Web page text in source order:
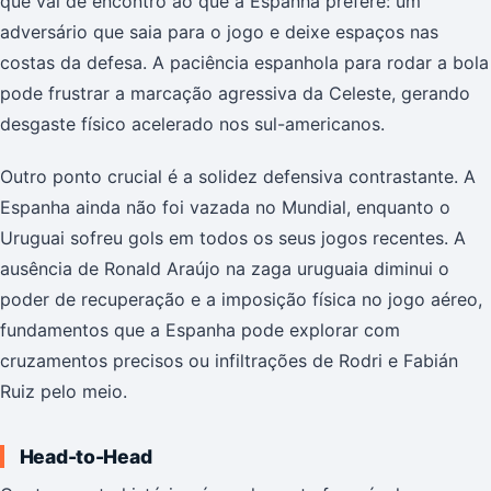
adversário que saia para o jogo e deixe espaços nas
costas da defesa. A paciência espanhola para rodar a bola
pode frustrar a marcação agressiva da Celeste, gerando
desgaste físico acelerado nos sul-americanos.
Outro ponto crucial é a solidez defensiva contrastante. A
Espanha ainda não foi vazada no Mundial, enquanto o
Uruguai sofreu gols em todos os seus jogos recentes. A
ausência de Ronald Araújo na zaga uruguaia diminui o
poder de recuperação e a imposição física no jogo aéreo,
fundamentos que a Espanha pode explorar com
cruzamentos precisos ou infiltrações de Rodri e Fabián
Ruiz pelo meio.
Head-to-Head